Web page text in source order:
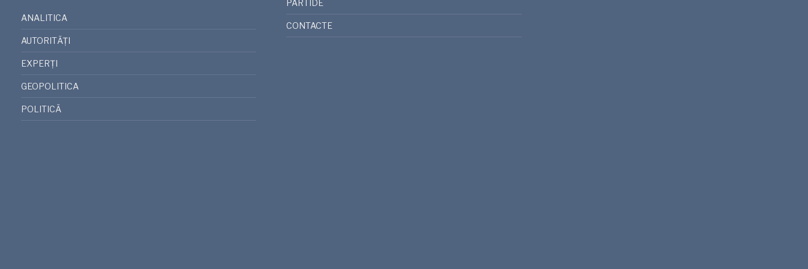
ANALITICA
AUTORITĂȚI
EXPERȚI
GEOPOLITICA
POLITICĂ
PARTIDE
CONTACTE